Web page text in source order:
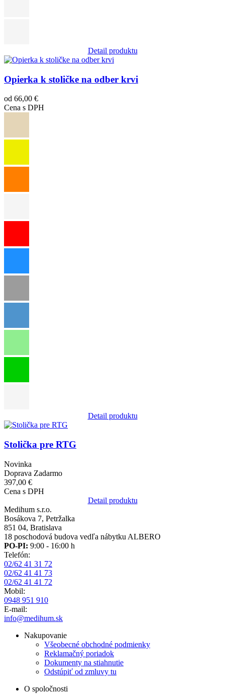
Detail produktu
Obrázok
Opierka k stoličke na odber krvi
od 66,00 €
Cena s DPH
Detail produktu
Obrázok
Stolička pre RTG
Novinka
Doprava Zadarmo
397,00 €
Cena s DPH
Detail produktu
Medihum s.r.o.
Bosákova 7, Petržalka
851 04, Bratislava
18 poschodová budova vedľa nábytku ALBERO
PO-PI: 9:00 - 16:00 h
Telefón:
02/62 41 31 72
02/62 41 41 73
02/62 41 41 72
Mobil:
0948 951 910
E-mail:
info@medihum.sk
Nakupovanie
Všeobecné obchodné podmienky
Reklamačný poriadok
Dokumenty na stiahnutie
Odstúpiť od zmluvy tu
O spoločnosti